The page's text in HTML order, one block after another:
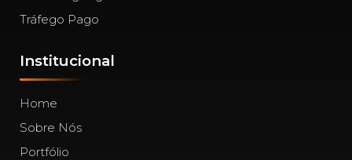
Tráfego Pago
Institucional
Home
Sobre Nós
Portfólio